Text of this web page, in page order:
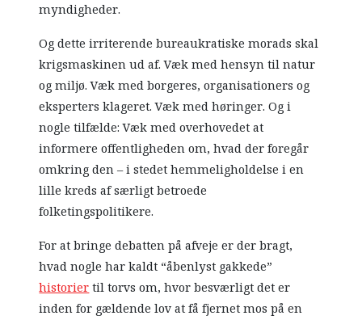
myndigheder.
Og dette irriterende bureaukratiske morads skal
krigsmaskinen ud af. Væk med hensyn til natur
og miljø. Væk med borgeres, organisationers og
eksperters klageret. Væk med høringer. Og i
nogle tilfælde: Væk med overhovedet at
informere offentligheden om, hvad der foregår
omkring den – i stedet hemmeligholdelse i en
lille kreds af særligt betroede
folketingspolitikere.
For at bringe debatten på afveje er der bragt,
hvad nogle har kaldt “åbenlyst gakkede”
historiertil torvs om, hvor besværligt det er
inden for gældende lov at få fjernet mos på en